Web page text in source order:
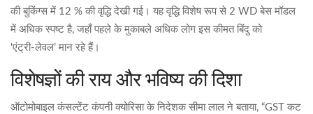
की बुकिंग्स में 12 % की वृद्धि देखी गई। यह वृद्धि विशेष रूप से 2 WD बेस मॉडल
में अधिक स्पष्ट है, जहाँ पहले के मुकाबले अधिक लोग इस कीमत बिंदु को
‘एंट्री‑लेवल’ मान रहे हैं।
विशेषज्ञों की राय और भविष्य की दिशा
ऑटोमोबाइल कंसल्टेंट कंपनी क्योरिसा के निदेशक सीमा लाल ने बताया, “GST कट